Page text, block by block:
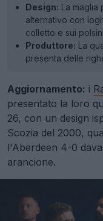
Design: La maglia
alternativo con
colletto e sui
Produttore: La
presenta delle
Aggiornamento: i
presentato la loro
26, con un design
Scozia del 2000,
l'Aberdeen 4-0
arancione.